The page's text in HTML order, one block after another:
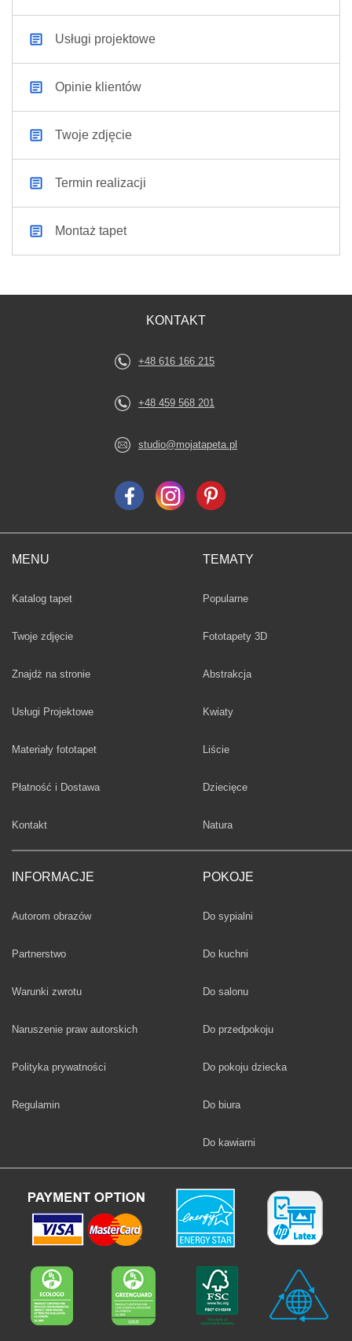
Usługi projektowe
Opinie klientów
Twoje zdjęcie
Termin realizacji
Montaż tapet
MENU
Katalog tapet
Twoje zdjęcie
Znajdż na stronie
Usługi Projektowe
Materiały fototapet
Płatność i Dostawa
Kontakt
INFORMACJE
Autorom obrazów
Partnerstwo
Warunki zwrotu
Naruszenie praw autorskich
Polityka prywatności
Regulamin
TEMATY
Fototapety
Popularne
Fototapety 3D
Fototapety
Abstrakcja
Fototapety
Kwiaty
Fototapety
Liście
Fototapety
Dziecięce
Fototapety
Natura
POKOJE
Fototapety
Do sypialni
Fototapety
Do kuchni
Fototapety
Do salonu
Fototapety
Do przedpokoju
Fototapety
Do pokoju dziecka
Fototapety
Do biura
Fototapety
Do kawiarni
KONTAKT
+48 616 166 215
+48 459 568 201
studio@mojatapeta.pl